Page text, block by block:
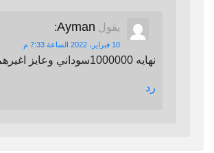
يقول Ayman
:
10 فبراير، 2022 الساعة 7:33 م
نهايه 1000000سوداني وعايز اغيرهم
رد